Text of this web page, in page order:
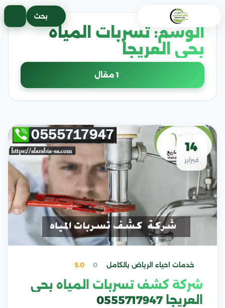
بحث
الوسم: تسربات المياه
بحي العريجا
1 مقال
14
فبراير
خدمات احياء الرياض بالكامل 0
5.0
شركة كشف تسربات المياه بحي
العريجا 0555717947